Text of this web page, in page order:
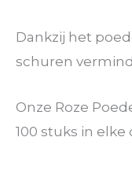
Dankzij het
schuren
Onze Roze
100 stuks in